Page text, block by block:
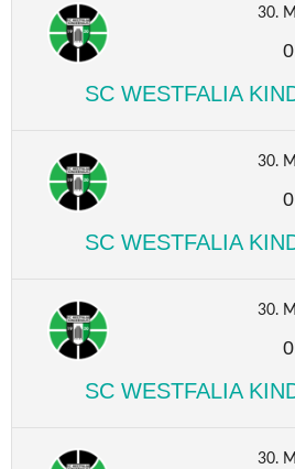
30.
SC WESTFALIA
30.
SC WESTFALIA
30.
SC WESTFALIA
30.